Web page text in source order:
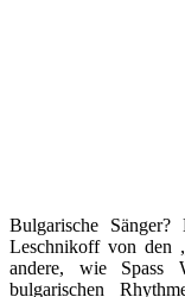
Bulgarische
Leschnikoff von den
andere, wie Spass
bulgarischen